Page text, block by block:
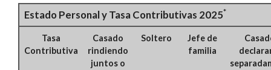
Estado Personal y Tasa Contributivas 2025*
Tasa
Contributiva
Casado
rindiendo
juntos o
Soltero
Jefe de
familia